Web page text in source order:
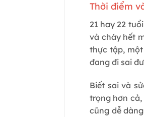
Thời điểm
21 hay 22
và cháy hết
thực tập,
đang đi sai
Biết sai và
trọng hơn
cũng dễ